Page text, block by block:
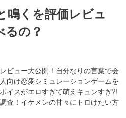
鳴くを評価レビュ
るの？
ビュー大公開！自分なりの言葉で会
向け恋愛シミュレーションゲームを
イスがエロすぎて萌えキュンすぎ?!
査！イケメンの甘々にトロけたい方